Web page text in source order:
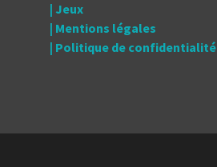
| Jeux
| Mentions légales
| Politique de confidentialité